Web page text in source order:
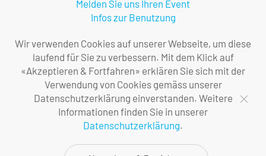
Melden Sie uns Ihren Event
Infos zur Benutzung
Firma
Über uns
Ihre Ansprechpersonen
Impressum
Wir verwenden Cookies auf unserer Webseite, um diese
laufend für Sie zu verbessern. Mit dem Klick auf
«Akzeptieren & Fortfahren» erklären Sie sich mit der
Verwendung von Cookies gemäss unserer
Datenschutzerklärung einverstanden. Weitere
Informationen finden Sie in unserer
Datenschutzerklärung.